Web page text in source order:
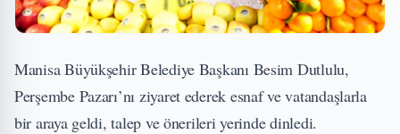
Manisa Büyükşehir Belediye Başkanı Besim Dutlulu,
Perşembe Pazarı’nı ziyaret ederek esnaf ve vatandaşlarla
bir araya geldi, talep ve önerileri yerinde dinledi.